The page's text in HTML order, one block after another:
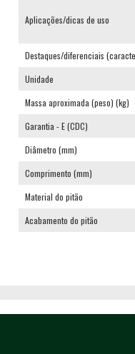
Aplicações/dicas de uso
Destaques/diferenciais
Unidade
Massa aproximada (peso) (kg)
Garantia - E (CDC)
Diâmetro (mm)
Comprimento (mm)
Material do pitão
Acabamento do pitão